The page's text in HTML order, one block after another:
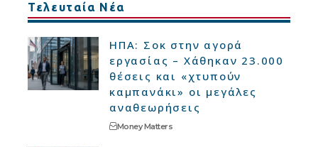
Τελευταία Νέα
ΗΠΑ: Σοκ στην αγορά
εργασίας – Χάθηκαν 23.000
θέσεις και «χτυπούν
καμπανάκι» οι μεγάλες
αναθεωρήσεις
Money Matters